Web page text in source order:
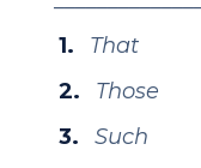
That
Those
Such